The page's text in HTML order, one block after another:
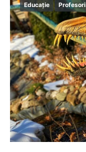
Educație Profesori